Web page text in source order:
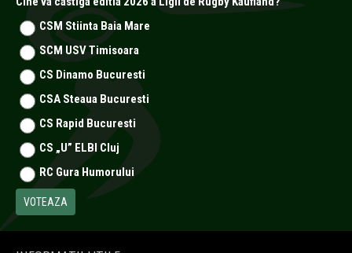
CSM Stiinta Baia Mare
SCM USV Timisoara
CS Dinamo Bucuresti
CSA Steaua Bucuresti
CS Rapid Bucuresti
CS „U” ELBI Cluj
RC Gura Humorului